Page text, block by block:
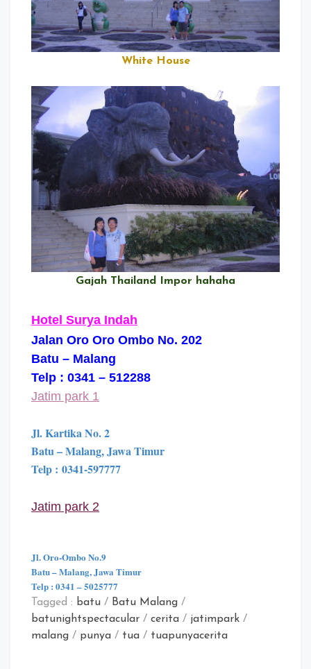
White House
Gajah Thailand Impor hahaha
Hotel Surya Indah
Jalan Oro Oro Ombo No. 202
Batu – Malang
Telp : 0341 – 512288
Jatim park 1
Jl. Kartika No. 2
Batu – Malang, Jawa Timur
Telp : 0341-597777
Jatim park 2
Jl. Oro-Ombo No.9
Batu – Malang, Jawa Timur
Telp : 0341 – 5025777
Tagged : batu / Batu Malang /
batunightspectacular / cerita / jatimpark /
malang / punya / tua / tuapunyacerita